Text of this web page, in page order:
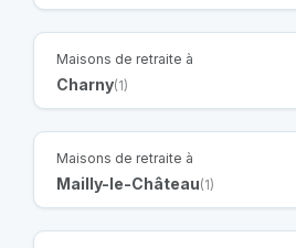
Maisons de retraite à
Charny(1)
Maisons de retraite à
Mailly-le-Château(1)